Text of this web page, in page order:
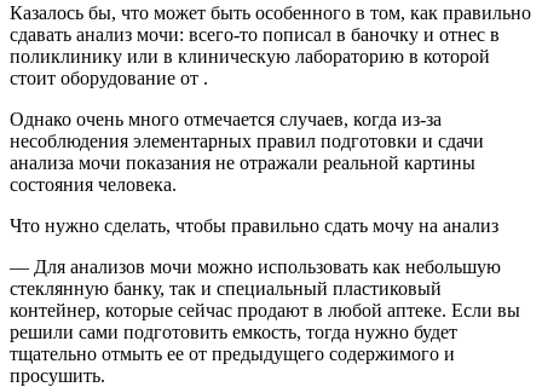
Казалось бы, что может быть особенного в том, как правильно
сдавать анализ мочи: всего-то пописал в баночку и отнес в
поликлинику или в клиническую лабораторию в которой
стоит оборудование от .
Однако очень много отмечается случаев, когда из-за
несоблюдения элементарных правил подготовки и сдачи
анализа мочи показания не отражали реальной картины
состояния человека.
Что нужно сделать, чтобы правильно сдать мочу на анализ
— Для анализов мочи можно использовать как небольшую
стеклянную банку, так и специальный пластиковый
контейнер, которые сейчас продают в любой аптеке. Если вы
решили сами подготовить емкость, тогда нужно будет
тщательно отмыть ее от предыдущего содержимого и
просушить.